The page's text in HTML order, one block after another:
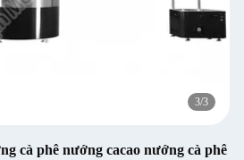
1/3
cà phê nướng cacao nướng cà phê